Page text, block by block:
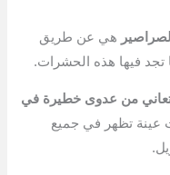
هي عن طريق
تجد فيها هذه الحشرات.
تعاني من عدوى خطيرة في
عينة تظهر في جميع